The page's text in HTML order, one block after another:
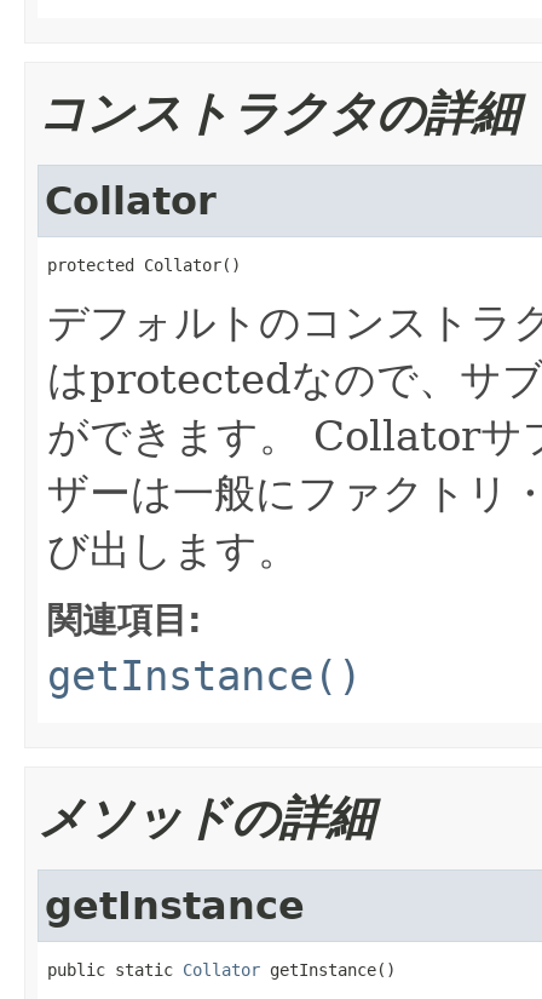
コンストラクタの詳細
Collator
protected Collator()
デフォルトのコンストラ
はprotectedなので、サ
ができます。
Collatorサ
ザーは一般にファクト
び出します。
関連項目:
getInstance()
メソッドの詳細
getInstance
public static Collator getInstance()